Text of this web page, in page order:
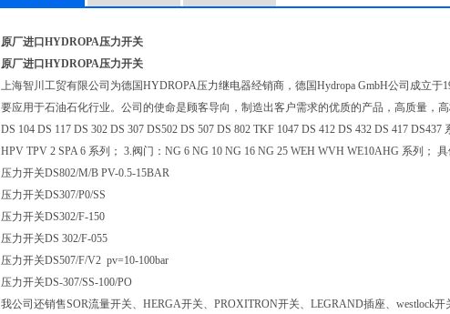
原厂进口HYDROPA压力开关
原厂进口HYDROPA压力开关
上海智川工贸有限公司为德国HYDROPA压力继电器经销商，德国Hydropa GmbH公司成立
要应用于石油石化行业。公司的使命是顾客导向，制造出客户需求的优质的产品，高质量，
DS 104 DS 117 DS 302 DS 307 DS502 DS 507 DS 802 TKF 1047 DS 412 DS 432 DS 417
HPV TPV 2 SPA 6 系列； 3.阀门：NG 6 NG 10 NG 16 NG 25 WEH WVH WE10AHG 系列；
压力开关DS802/M/B PV-0.5-15BAR
压力开关DS307/P0/SS
压力开关DS302/F-150
压力开关DS 302/F-055
压力开关DS507/F/V2 pv=10-100bar
压力开关DS-307/SS-100/PO
我公司还销售SOR流量开关、HERGA开关、PROXITRON开关、LEGRAND插座、westlock